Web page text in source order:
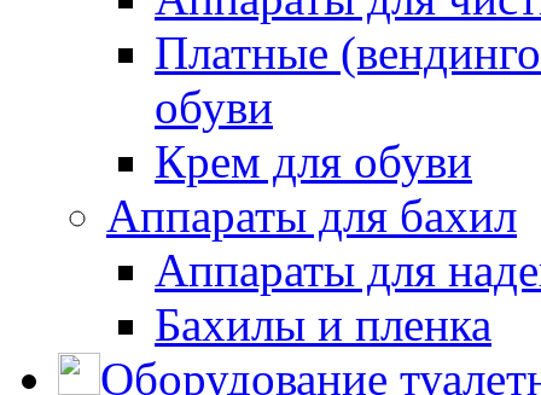
Платные
обуви
Крем для обуви
Аппараты для бахил
Аппараты для
Бахилы и пленка
Оборудование